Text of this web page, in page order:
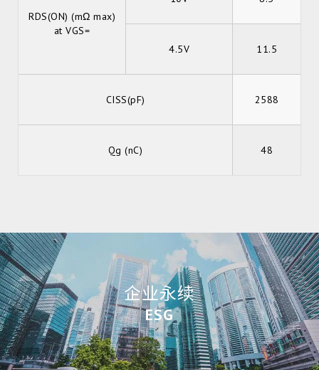
RDS(ON) (mΩ max)
at VGS=
4.5V 11.5
CISS(pF) 2588
Qg (nC) 48
企业永续
ESG